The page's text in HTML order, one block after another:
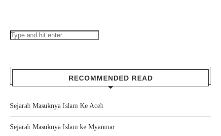
RECOMMENDED READ
Sejarah Masuknya Islam Ke Aceh
Sejarah Masuknya Islam ke Myanmar